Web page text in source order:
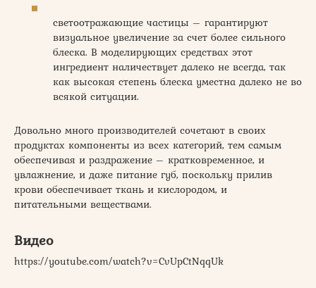
светоотражающие частицы – гарантируют
визуальное увеличение за счет более сильного
блеска. В моделирующих средствах этот
ингредиент наличествует далеко не всегда, так
как высокая степень блеска уместна далеко не во
всякой ситуации.
Довольно много производителей сочетают в своих
продуктах компоненты из всех категорий, тем самым
обеспечивая и раздражение – кратковременное, и
увлажнение, и даже питание губ, поскольку прилив
крови обеспечивает ткань и кислородом, и
питательными веществами.
Видео
https://youtube.com/watch?v=CvUpCtNqqUk